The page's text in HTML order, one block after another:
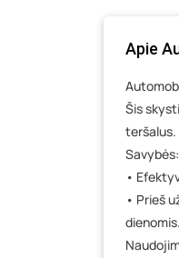
Apie
Šis
teršalus.
Savybės:
•
• Prieš
dienomis.